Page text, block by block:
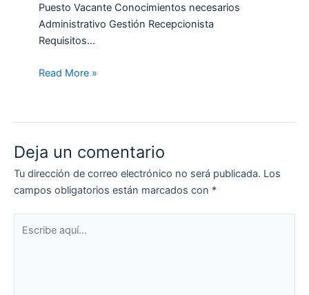
Puesto Vacante Conocimientos necesarios
Administrativo Gestión Recepcionista
Requisitos…
Read More »
Deja un comentario
Tu dirección de correo electrónico no será publicada. Los
campos obligatorios están marcados con *